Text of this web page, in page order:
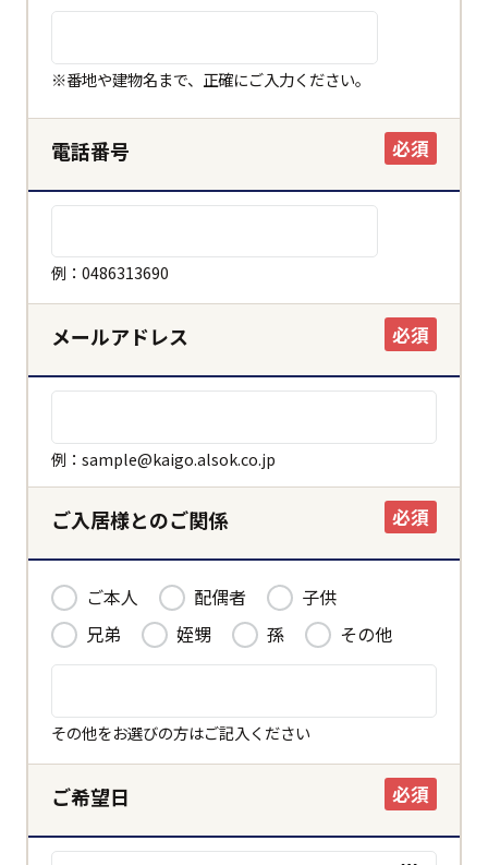
※番地や建物名まで、正確にご入力ください。
電話番号 必須
例：0486313690
メールアドレス 必須
例：sample@kaigo.alsok.co.jp
ご入居様とのご関係 必須
ご本人 配偶者
子供
兄弟
姪甥 孫 その他
その他をお選びの方はご記入ください
ご希望日 必須